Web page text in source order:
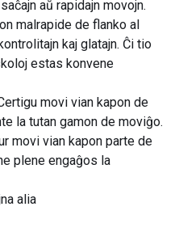
aŭ rapidajn movojn.
malrapide de flanko al
kaj glatajn. Ĉi tio
estas konvene
movi vian kapon de
la tutan gamon de moviĝo.
movi vian kapon parte de
plene engaĝos la
alia